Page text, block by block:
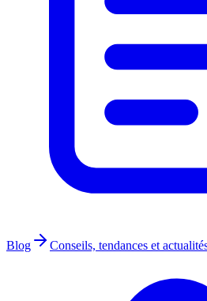
Blog Conseils, tendances et